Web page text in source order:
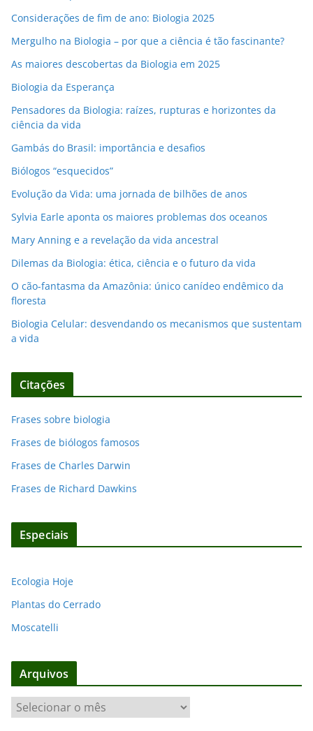
iConsiderações de fim de ano: Biologia 2025
Mergulho na Biologia – por que a ciência é tão fascinante?
As maiores descobertas da Biologia em 2025
Biologia da Esperança
Pensadores da Biologia: raízes, rupturas e horizontes da
ciência da vida
Gambás do Brasil: importância e desafios
Biólogos “esquecidos”
Evolução da Vida: uma jornada de bilhões de anos
Sylvia Earle aponta os maiores problemas dos oceanos
Mary Anning e a revelação da vida ancestral
Dilemas da Biologia: ética, ciência e o futuro da vida
O cão-fantasma da Amazônia: único canídeo endêmico da
floresta
Biologia Celular: desvendando os mecanismos que sustentam
a vida
Citações
Frases sobre biologia
Frases de biólogos famosos
Frases de Charles Darwin
Frases de Richard Dawkins
Especiais
Ecologia Hoje
Plantas do Cerrado
Moscatelli
Arquivos
r